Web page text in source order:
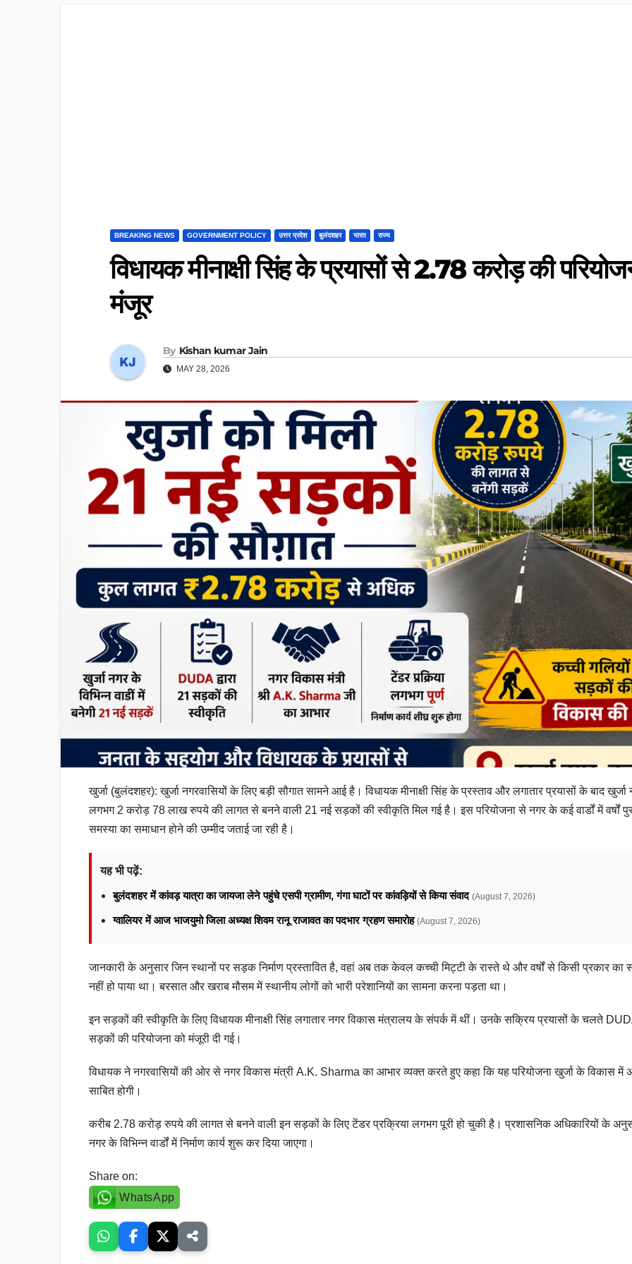
BREAKING NEWS GOVERNMENT POLICY उत्तर प्रदेश बुलंदशहर भारत राज्य
विधायक मीनाक्षी सिंह के प्रयासों से 2.78 करोड़ की
मंजूर
By Kishan kumar Jain
MAY 28, 2026
खुर्जा (बुलंदशहर): खुर्जा नगरवासियों के लिए बड़ी सौगात सामने आई है। विधायक मीनाक्षी सिंह के प्रस्ताव और लगातार प्रयासों के बाद खुर्जा
लगभग 2 करोड़ 78 लाख रुपये की लागत से बनने वाली 21 नई सड़कों की स्वीकृति मिल गई है। इस परियोजना से नगर के कई वार्डों में वर्षों
समस्या का समाधान होने की उम्मीद जताई जा रही है।
यह भी पढ़ें:
बुलंदशहर में कांवड़ यात्रा का जायजा लेने पहुंचे एसपी ग्रामीण, गंगा घाटों पर कांवड़ियों से किया संवाद (August 7, 2026)
ग्वालियर में आज भाजयुमो जिला अध्यक्ष शिवम रानू राजावत का पदभार ग्रहण समारोह (August 7, 2026)
जानकारी के अनुसार जिन स्थानों पर सड़क निर्माण प्रस्तावित है, वहां अब तक केवल कच्ची मिट्टी के रास्ते थे और वर्षों से किसी प्रकार का
नहीं हो पाया था। बरसात और खराब मौसम में स्थानीय लोगों को भारी परेशानियों का सामना करना पड़ता था।
इन सड़कों की स्वीकृति के लिए विधायक मीनाक्षी सिंह लगातार नगर विकास मंत्रालय के संपर्क में थीं। उनके सक्रिय प्रयासों के चलते DUDA
सड़कों की परियोजना को मंजूरी दी गई।
विधायक ने नगरवासियों की ओर से नगर विकास मंत्री A.K. Sharma का आभार व्यक्त करते हुए कहा कि यह परियोजना खुर्जा के विकास में
साबित होगी।
करीब 2.78 करोड़ रुपये की लागत से बनने वाली इन सड़कों के लिए टेंडर प्रक्रिया लगभग पूरी हो चुकी है। प्रशासनिक अधिकारियों के
नगर के विभिन्न वार्डों में निर्माण कार्य शुरू कर दिया जाएगा।
Share on:
WhatsApp